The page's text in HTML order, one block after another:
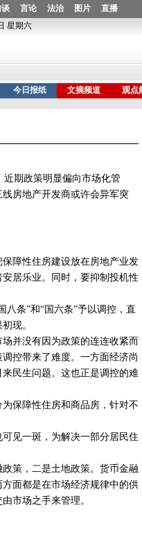
期政策明显偏向市场化管
房地产开发商或许会异军突
障性住房建设放在房地产业发
居乐业。同时，要抑制投机性
条”和“国六条”予以调控，直
现。
并没有因为政策的连连收紧而
控带来了难度。一方面经济尚
民生问题。这也正是调控的难
保障性住房和商品房，针对不
见一斑，为解决一部分居民住
策，二是土地政策。货币金融
面都是在市场经济规律中的供
市场之手来管理。